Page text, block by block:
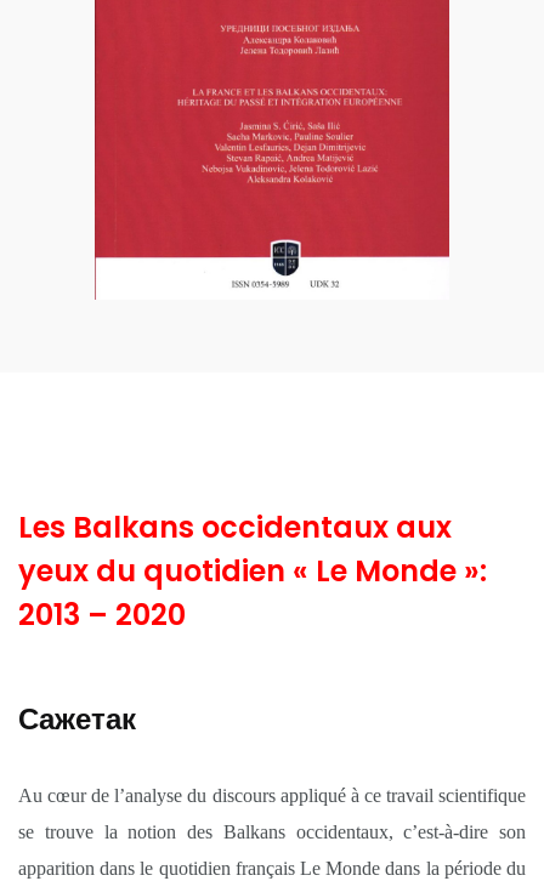
Les Balkans occidentaux aux
yeux du quotidien « Le Monde »:
2013 – 2020
Сажетак
Au cœur de l’analyse du discours appliqué à ce travail scientifique
se trouve la notion des Balkans occidentaux, c’est-à-dire son
apparition dans le quotidien français Le Monde dans la période du